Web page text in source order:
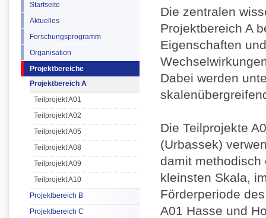
Startseite
Aktuelles
Forschungsprogramm
Organisation
Projektbereiche
Projektbereich A
Teilprojekt A01
Teilprojekt A02
Teilprojekt A05
Teilprojekt A08
Teilprojekt A09
Teilprojekt A10
Projektbereich B
Projektbereich C
Die zentralen
Projektbereich A
Eigenschaften
Dabei werden
Die Teilprojekte
(Urbassek)
damit methodisch
kleinsten Skala,
Förderperiode
A01 Hasse und